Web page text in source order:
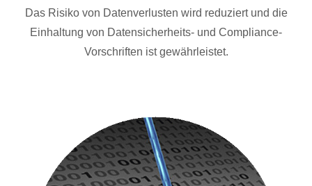
Das Risiko von Datenverlusten wird reduziert und die
Einhaltung von Datensicherheits- und Compliance-
Vorschriften ist gewährleistet.